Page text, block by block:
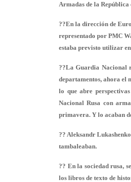
Armadas de la
??En la dirección de
representado por PMC
estaba previsto utilizar
??La Guardia Nacional
departamentos, ahora el
lo que abre
Nacional Rusa con
primavera. Y lo acaban
?? Aleksandr
tambaleaban.
?? En la sociedad rusa,
los libros de texto de